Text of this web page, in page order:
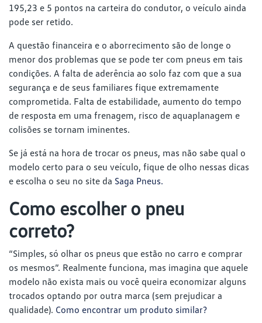
195,23 e 5 pontos na carteira do condutor, o veículo ainda
pode ser retido.
A questão financeira e o aborrecimento são de longe o
menor dos problemas que se pode ter com pneus em tais
condições. A falta de aderência ao solo faz com que a sua
segurança e de seus familiares fique extremamente
comprometida. Falta de estabilidade, aumento do tempo
de resposta em uma frenagem, risco de aquaplanagem e
colisões se tornam iminentes.
Se já está na hora de trocar os pneus, mas não sabe qual o
modelo certo para o seu veículo, fique de olho nessas dicas
e escolha o seu no site da Saga Pneus.
Como escolher o pneu
correto?
“Simples, só olhar os pneus que estão no carro e comprar
os mesmos”. Realmente funciona, mas imagina que aquele
modelo não exista mais ou você queira economizar alguns
trocados optando por outra marca (sem prejudicar a
qualidade). Como encontrar um produto similar?